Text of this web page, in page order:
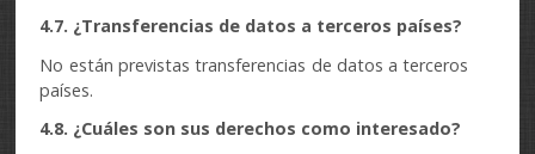
4.7. ¿Transferencias de datos a terceros países?
No están previstas transferencias de datos a terceros
países.
4.8. ¿Cuáles son sus derechos como interesado?